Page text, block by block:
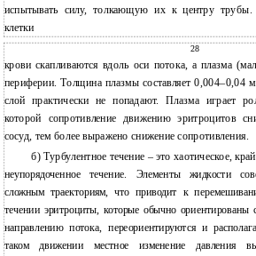
испытывать силу, толкающую их к центру
клетки
28
крови скапливаются вдоль оси потока, а плазма
периферии. Толщина плазмы составляет 0,004–0,04
слой практически не попадают. Плазма играет
которой сопротивление движению эритроцитов
сосуд, тем более выражено снижение сопротивления.
б) Турбулентное течение – это хаотическое,
неупорядоченное течение. Элементы жидкости
сложным траекториям, что приводит к
течении эритроциты, которые обычно ориентированы
направлению потока, переориентируются и
таком движении местное изменение давления